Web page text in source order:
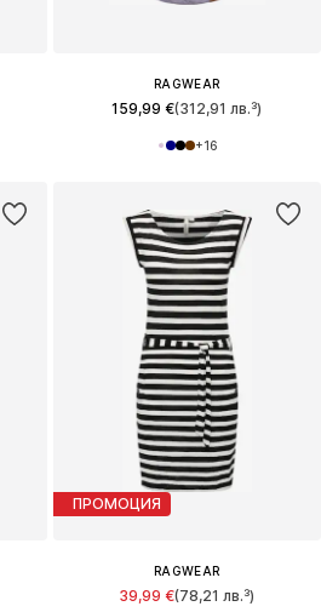
RAGWEAR
159,99 €(312,91 лв.³)
+16
ПРОМОЦИЯ
RAGWEAR
39,99 €(78,21 лв.³)